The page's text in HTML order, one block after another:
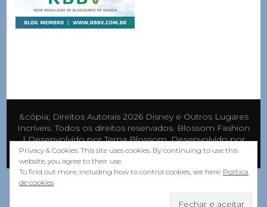
&cópia; Direitos Autorais 2026 Disney e Outros Lugares
Incríveis. Todos os direitos reservados. Blossom Fashion
| Desenvolvido porTema Blossom. Desenvolvido por
WordPress.
Privacy & Cookies: This site uses cookies. By continuing to use this
website, you agree to their use.
To find out more, including how to control cookies, see here: Política
de cookies